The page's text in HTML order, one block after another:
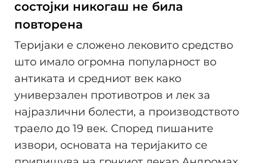
состојки никогаш не била
повторена
Теријаки е сложено лековито средство
што имало огромна популарност во
антиката и средниот век како
универзален противотров и лек за
најразлични болести, а производството
траело до 19 век. Според пишаните
извори, основата на теријакито се